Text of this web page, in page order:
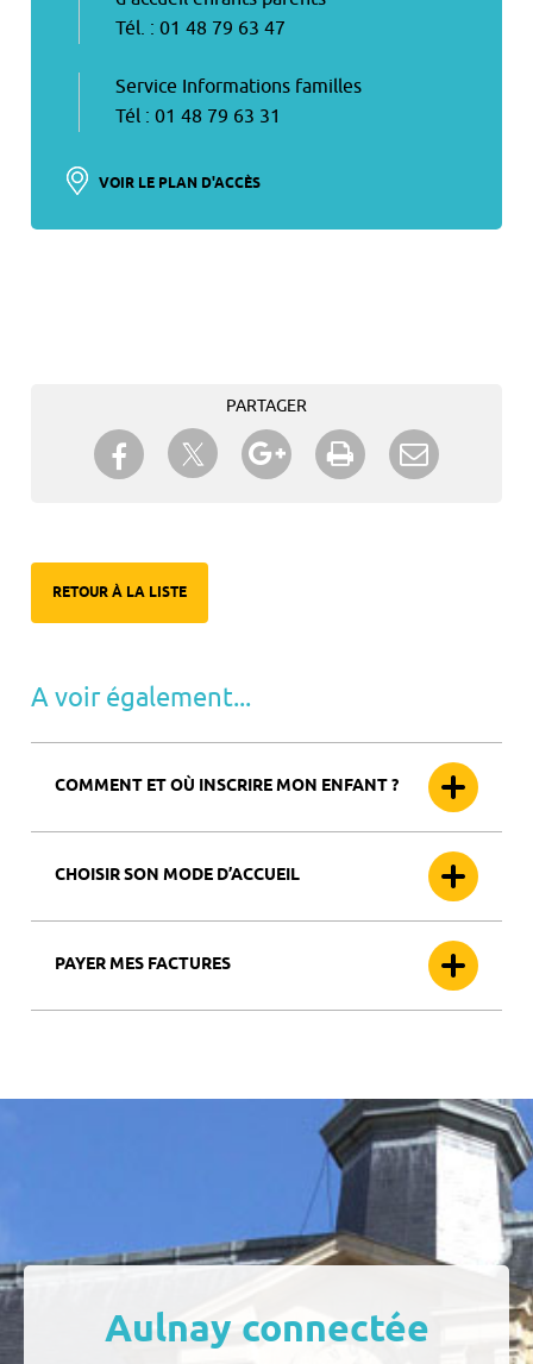
Tél. : 01 48 79 63 47
Service Informations familles
Tél : 01 48 79 63 31
VOIR LE PLAN D'ACCÈS
PARTAGER
Partager sur Facebook
Partager sur TwitterPartager sur Google+
Imprimer
RETOUR À LA LISTE
A voir également...
COMMENT ET OÙ INSCRIRE MON ENFANT ?
CHOISIR SON MODE D’ACCUEIL
PAYER MES FACTURES
Aulnay connectée